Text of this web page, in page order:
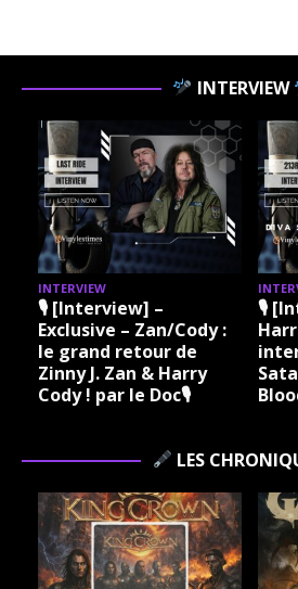
INTERVIEW
INTERVIEW
🎙 [Interview] –
Exclusive – Zan/Cody :
le grand retour de
Zinny J. Zan & Harry
Cody ! par le Doc🎙
🎙
LES